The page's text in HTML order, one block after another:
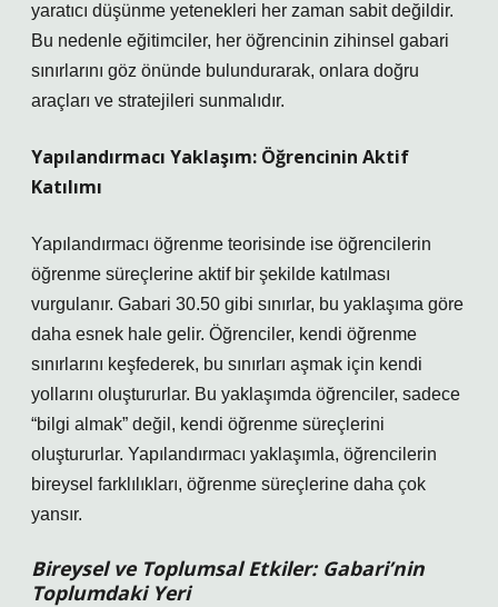
yaratıcı düşünme yetenekleri her zaman sabit değildir.
Bu nedenle eğitimciler, her öğrencinin zihinsel gabari
sınırlarını göz önünde bulundurarak, onlara doğru
araçları ve stratejileri sunmalıdır.
Yapılandırmacı Yaklaşım: Öğrencinin Aktif
Katılımı
Yapılandırmacı öğrenme teorisinde ise öğrencilerin
öğrenme süreçlerine aktif bir şekilde katılması
vurgulanır. Gabari 30.50 gibi sınırlar, bu yaklaşıma göre
daha esnek hale gelir. Öğrenciler, kendi öğrenme
sınırlarını keşfederek, bu sınırları aşmak için kendi
yollarını oluştururlar. Bu yaklaşımda öğrenciler, sadece
“bilgi almak” değil, kendi öğrenme süreçlerini
oluştururlar. Yapılandırmacı yaklaşımla, öğrencilerin
bireysel farklılıkları, öğrenme süreçlerine daha çok
yansır.
Bireysel ve Toplumsal Etkiler: Gabari’nin
Toplumdaki Yeri